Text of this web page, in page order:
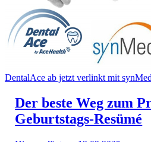
DentalAce ab jetzt verlinkt mit
Der beste Weg zum
Geburtstags-Resümé